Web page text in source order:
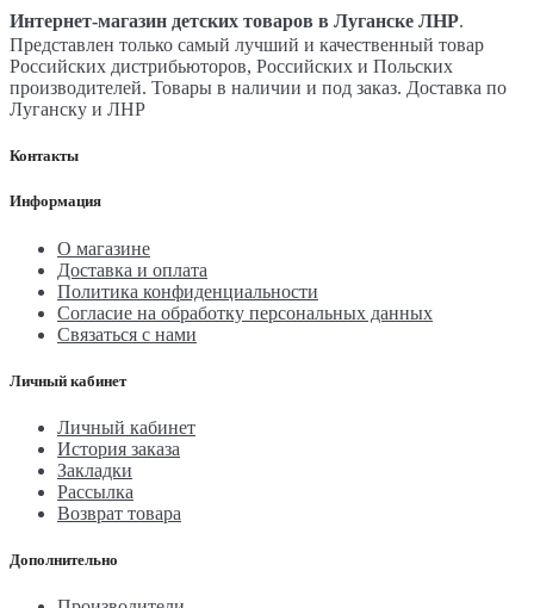
Интернет-магазин детских товаров в Луганске ЛНР.
Представлен только самый лучший и качественный товар
Российских дистрибьюторов, Российских и Польских
производителей. Товары в наличии и под заказ. Доставка по
Луганску и ЛНР
Контакты
Информация
О магазине
Доставка и оплата
Политика конфиденциальности
Согласие на обработку персональных данных
Связаться с нами
Личный кабинет
Личный кабинет
История заказа
Закладки
Рассылка
Возврат товара
Дополнительно